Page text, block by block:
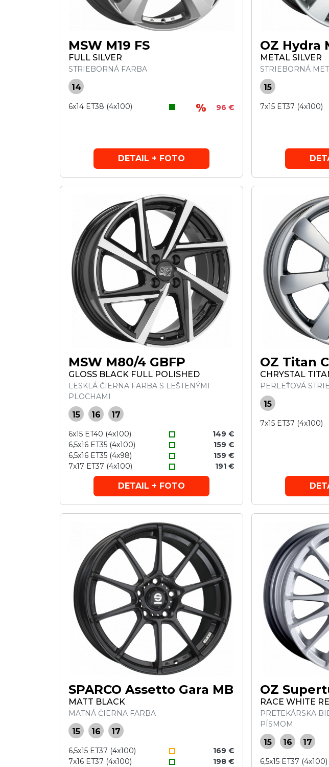
MSW M19 FS
FULL SILVER
STRIEBORNÁ FARBA
14
6x14 ET38 (4x100) 96 €
DETAIL + FOTO
OZ Hydra
METAL SILVER
STRIEBORNÁ
15
7x15 ET37 (4x100)
MSW M80/4 GBFP
GLOSS BLACK FULL POLISHED
LESKLÁ ČIERNA FARBA S LEŠTENÝMI
PLOCHAMI
15 16 17
6x15 ET40 (4x100)
149 €
6,5x16 ET35 (4x100)
159 €
6,5x16 ET35 (4x98)
159 €
7x17 ET37 (4x100)
191 €
DETAIL + FOTO
OZ Titan
CHRYSTAL
PERLEŤOVÁ
15
7x15 ET37 (4x100)
SPARCO Assetto Gara MB
MATT BLACK
MATNÁ ČIERNA FARBA
15 16 17
6,5x15 ET37 (4x100)
169 €
7x16 ET37 (4x100)
198 €
OZ
RACE WHITE
PRETEKÁRSKA
PÍSMOM
15 16 17
6,5x15 ET37 (4x100)